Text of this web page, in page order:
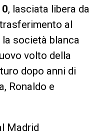
, lasciata libera da
al
la società blanca
volto della
dopo anni di
Ronaldo e
Madrid